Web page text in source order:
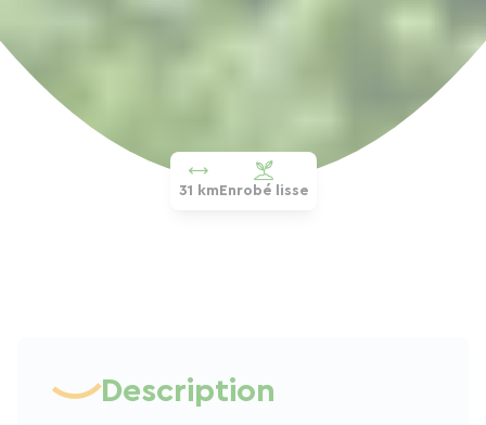
31 km Enrobé lisse
Description